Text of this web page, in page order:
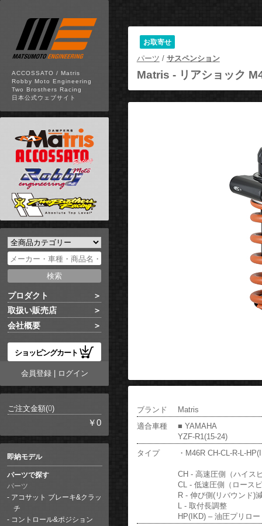
ACCOSSATO / Matris
Robby Moto Engineering
Two Brosthers Racing
日本公式ウェブサイト
プロダクト
取扱い販売店
会社概要
ショッピングカート
会員登録| ログイン
ご注文金額(0)
￥0
即納モデル
パーツで探す
パーツ
アコサット ブレーキ&クラッ
チ
コントロール&ポジション
お取寄せ
パーツ / サスペンション
Matris - リアショック
ブランド
Matris
適合車種
■ YAMAHA
YZF-R1(15-24)
タイプ
・M46R CH-CL-R-L-
CH - 高速圧側（ハイス
CL - 低速圧側（ロース
R - 伸び側(リバウンド)
L - 取付長調整
HP(IKD) – 油圧プリロ